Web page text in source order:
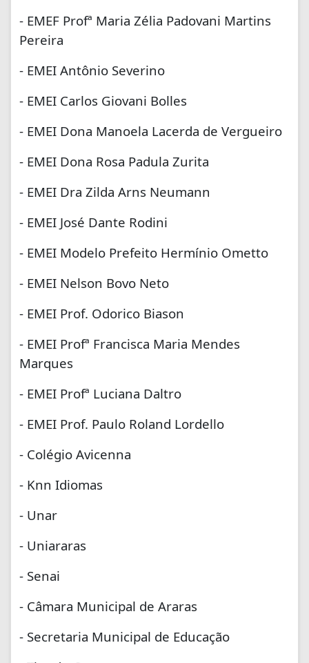
- EMEF Profª Maria Zélia Padovani Martins
Pereira
- EMEI Antônio Severino
- EMEI Carlos Giovani Bolles
- EMEI Dona Manoela Lacerda de Vergueiro
- EMEI Dona Rosa Padula Zurita
- EMEI Dra Zilda Arns Neumann
- EMEI José Dante Rodini
- EMEI Modelo Prefeito Hermínio Ometto
- EMEI Nelson Bovo Neto
- EMEI Prof. Odorico Biason
- EMEI Profª Francisca Maria Mendes
Marques
- EMEI Profª Luciana Daltro
- EMEI Prof. Paulo Roland Lordello
- Colégio Avicenna
- Knn Idiomas
- Unar
- Uniararas
- Senai
- Câmara Municipal de Araras
- Secretaria Municipal de Educação